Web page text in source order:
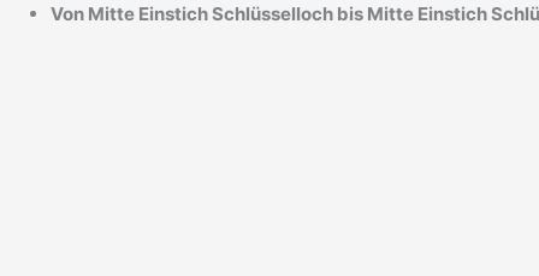
Von Mitte Einstich Schlüsselloch bis Mitte Einstich